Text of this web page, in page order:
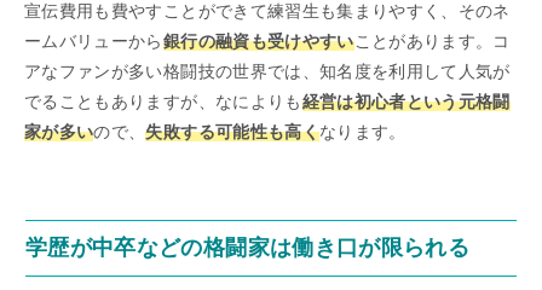
宣伝費用も費やすことができて練習生も集まりやすく、そのネ
ームバリューから銀行の融資も受けやすいことがあります。コ
アなファンが多い格闘技の世界では、知名度を利用して人気が
でることもありますが、なによりも経営は初心者という元格闘
家が多いので、失敗する可能性も高くなります。
学歴が中卒などの格闘家は働き口が限られる